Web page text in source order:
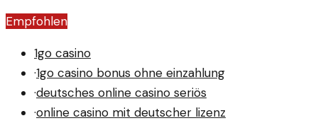
wirklich?
Empfohlen
1go casino
·1go casino bonus ohne einzahlung
·deutsches online casino seriös
·online casino mit deutscher lizenz